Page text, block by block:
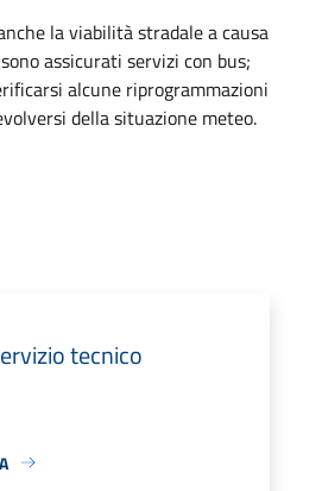
la viabilità stradale a causa
assicurati servizi con bus;
alcune riprogrammazioni
della situazione meteo.
tecnico